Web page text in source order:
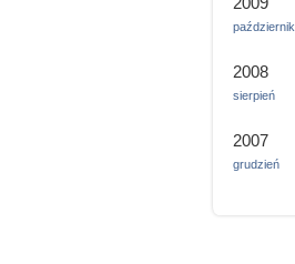
październik
2008
sierpień
2007
grudzień